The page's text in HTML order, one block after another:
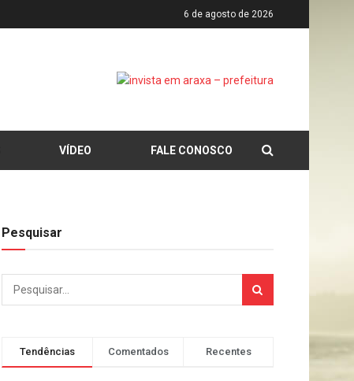
6 de agosto de 2026
VÍDEO FALE CONOSCO
Pesquisar
Tendências Comentados Recentes